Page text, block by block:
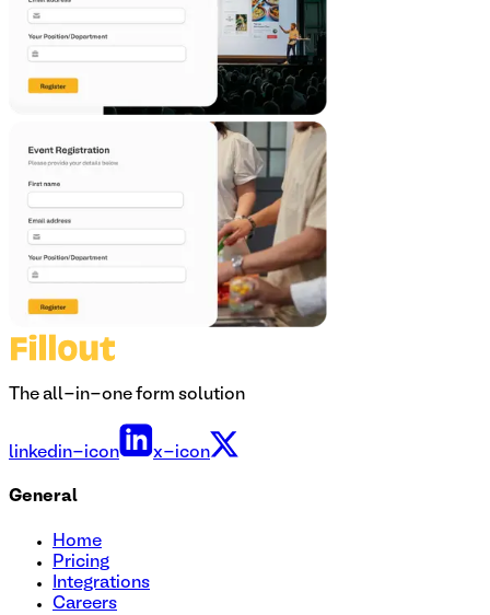
The all-in-one form solution
linkedin-icon x-icon
General
Home
Pricing
Integrations
Careers